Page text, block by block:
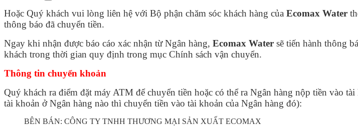
Hoặc Quý khách vui lòng liên hệ với Bộ phận chăm sóc khách hàng của Ecomax Water
thông báo đã chuyển tiền.
Ngay khi nhận được báo cáo xác nhận từ Ngân hàng, Ecomax Water sẽ tiến hành thông
khách trong thời gian quy định trong mục Chính sách vận chuyển.
Thông tin chuyển khoản
Quý khách ra điểm đặt máy ATM để chuyển tiền hoặc có thể ra Ngân hàng nộp tiền vào
tài khoản ở Ngân hàng nào thì chuyển tiền vào tài khoản của Ngân hàng đó):
BÊN BÁN: CÔNG TY TNHH THƯƠNG MẠI SẢN XUẤT ECOMAX